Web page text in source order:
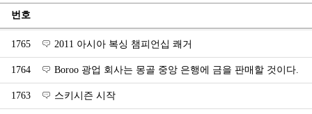
번호
1765 2011 아시아 복싱 챔피언십 쾌거
1764 Boroo 광업 회사는 몽골 중앙 은행에 금을 판매할 것이다.
1763 스키시즌 시작